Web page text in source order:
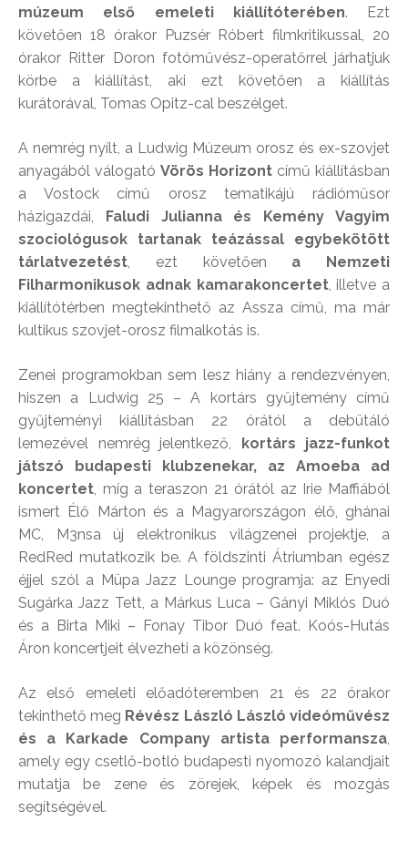
múzeum első emeleti kiállítóterében. Ezt
követően 18 órakor Puzsér Róbert filmkritikussal, 20
órakor Ritter Doron fotóművész-operatőrrel járhatjuk
körbe a kiállítást, aki ezt követően a kiállítás
kurátorával, Tomas Opitz-cal beszélget.
A nemrég nyílt, a Ludwig Múzeum orosz és ex-szovjet
anyagából válogató Vörös Horizont című kiállításban
a Vostock című orosz tematikájú rádióműsor
házigazdái,
Faludi Julianna és Kemény Vagyim
szociológusok tartanak teázással egybekötött
tárlatvezetést, ezt követően a Nemzeti
Filharmonikusok adnak kamarakoncertet, illetve a
kiállítótérben megtekinthető az Assza című, ma már
kultikus szovjet-orosz filmalkotás is.
Zenei programokban sem lesz hiány a rendezvényen,
hiszen a Ludwig 25 – A kortárs gyűjtemény című
gyűjteményi kiállításban 22 órától a debütáló
lemezével nemrég jelentkező, kortárs jazz-funkot
játszó budapesti klubzenekar, az Amoeba ad
koncertet, míg a teraszon 21 órától az Irie Maffiából
ismert Élő Márton és a Magyarországon élő, ghánai
MC, M3nsa új elektronikus világzenei projektje, a
RedRed mutatkozik be. A földszinti Átriumban egész
éjjel szól a Müpa Jazz Lounge programja: az Enyedi
Sugárka Jazz Tett, a Márkus Luca – Gányi Miklós Duó
és a Birta Miki – Fonay Tibor Duó feat. Koós-Hutás
Áron koncertjeit élvezheti a közönség.
Az első emeleti előadóteremben 21 és 22 órakor
tekinthető meg Révész László László videóművész
és a Karkade Company artista performansza,
amely egy csetlő-botló budapesti nyomozó kalandjait
mutatja be zene és zörejek, képek és mozgás
segítségével.